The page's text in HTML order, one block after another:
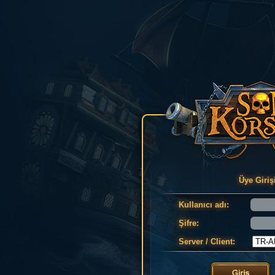
Üye
Kullanıcı adı:
Şifre:
Server / Client: